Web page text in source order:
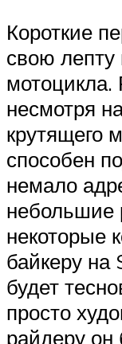
Короткие
свою
мотоцикла.
несмотря
крутящего
способен
немало
небольшие
некоторые
байкеру на
будет
просто
райдеру он